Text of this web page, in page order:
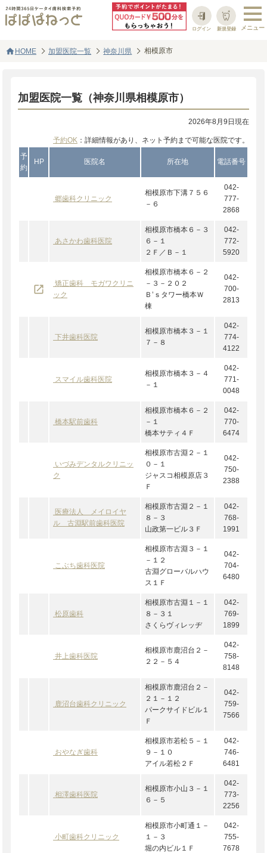
新規登録
ログイン
homeHOME 加盟医院一覧 神奈川県 相模原市
加盟医院一覧（神奈川県相模原市）
2026年8月9日現在
予約OK：詳細情報があり、ネット予約まで可能な医院です。
予
約
HP 医院名 所在地 電話番号
郷歯科クリニック
相模原市下溝７５６
－６
042-
777-
2868
あさかわ歯科医院
相模原市橋本６－３
６－１
２Ｆ／Ｂ－１
042-
772-
5920
launch
矯正歯科 モガワクリニ
ック
相模原市橋本６－２
－３－２０２
Ｂ’ｓタワー橋本Ｗ
棟
042-
700-
2813
下井歯科医院
相模原市橋本３－１
７－８
042-
774-
4122
スマイル歯科医院
相模原市橋本３－４
－１
042-
771-
0048
橋本駅前歯科
相模原市橋本６－２
－１
橋本サティ４Ｆ
042-
770-
6474
いづみデンタルクリニッ
ク
相模原市古淵２－１
０－１
ジャスコ相模原店３
Ｆ
042-
750-
2388
医療法人 メイロイヤ
ル 古淵駅前歯科医院
相模原市古淵２－１
８－３
山政第一ビル３Ｆ
042-
768-
1991
こぶち歯科医院
相模原市古淵３－１
－１２
古淵グローバルハウ
ス１Ｆ
042-
704-
6480
松原歯科
相模原市古淵１－１
８－３１
さくらヴィレッヂ
042-
769-
1899
井上歯科医院
相模原市鹿沼台２－
２２－５４
042-
758-
8148
鹿沼台歯科クリニック
相模原市鹿沼台２－
２１－１２
パークサイドビル１
Ｆ
042-
759-
7566
おやなぎ歯科
相模原市若松５－１
９－１０
アイル若松２Ｆ
042-
746-
6481
相澤歯科医院
相模原市小山３－１
６－５
042-
773-
2256
小町歯科クリニック
相模原市小町通１－
１－３
堀の内ビル１Ｆ
042-
755-
7678